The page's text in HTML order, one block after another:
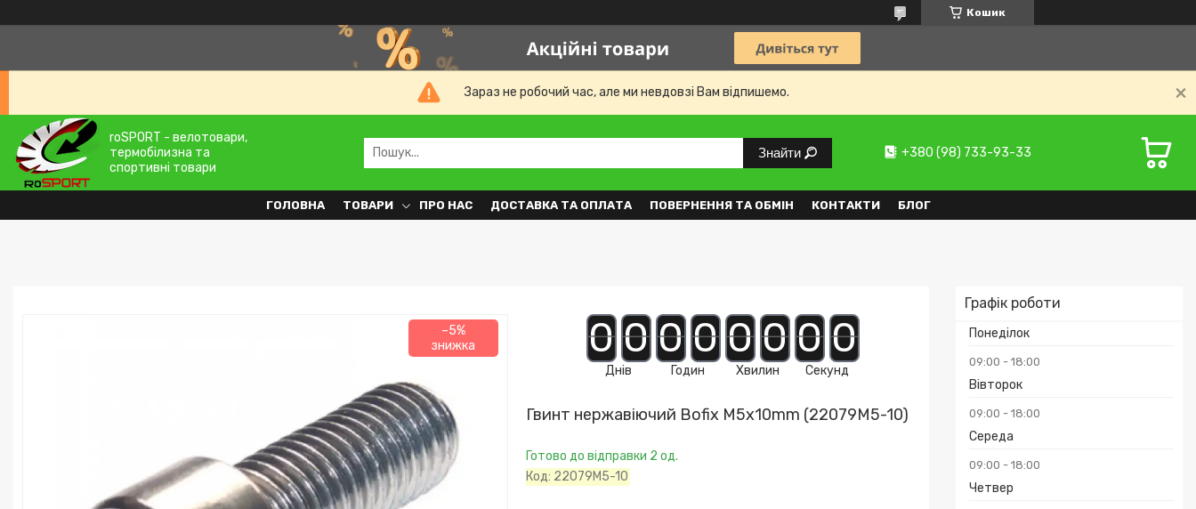
Кошик
Зараз не робочий час, але ми невдовзі Вам відпишемо.
roSPORT - велотовари,
термобілизна та
спортивні товари
Знайти +380 (98) 733-93-33
ГОЛОВНА ТОВАРИ ПРО НАС ДОСТАВКА ТА ОПЛАТА ПОВЕРНЕННЯ ТА ОБМІН КОНТАКТИ БЛОГ
Графік роботи
Понеділок
09:00 18:00
Вівторок
09:00 18:00
Середа
09:00 18:00
Четвер
–5% 00
Днів
00
Годин
00
Хвилин
00
Секунд
Гвинт нержавіючий Bofix M5x10mm (22079M5-10)
Готово до відправки 2 од.
Код: 22079M5-10